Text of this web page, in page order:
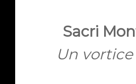
Sacri
Un